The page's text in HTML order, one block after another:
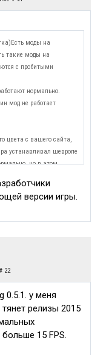
моды на
такие моды на
с пробитыми
нормально.
мод не работает
цвета с вашего сайта,
устанавливал шевроле
но в этом
версии игры.
22
0.5.1. у меня
релизы 2015
15 FPS.